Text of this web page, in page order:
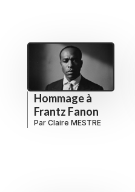
Hommage à
Frantz Fanon
Par Claire MESTRE